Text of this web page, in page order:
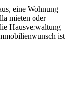
eine Wohnung
mieten oder
Hausverwaltung
ist